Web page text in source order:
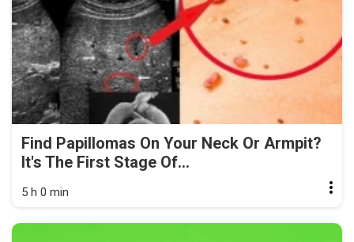
Find Papillomas On Your Neck Or Armpit?
It's The First Stage Of...
5 h 0 min